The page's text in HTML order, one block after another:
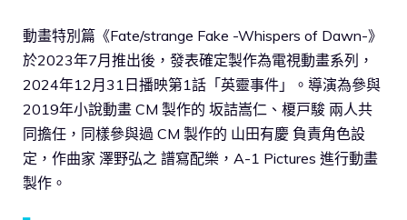
動畫特別篇《Fate/strange Fake -Whispers of Dawn-》
於2023年7月推出後，發表確定製作為電視動畫系列，
2024年12月31日播映第1話「英靈事件」。導演為參與
2019年小說動畫 CM 製作的 坂詰嵩仁、榎戸駿 兩人共
同擔任，同樣參與過 CM 製作的 山田有慶 負責角色設
定，作曲家 澤野弘之 譜寫配樂，A-1 Pictures 進行動畫
製作。